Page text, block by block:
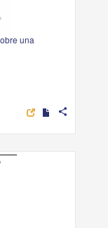
una
share